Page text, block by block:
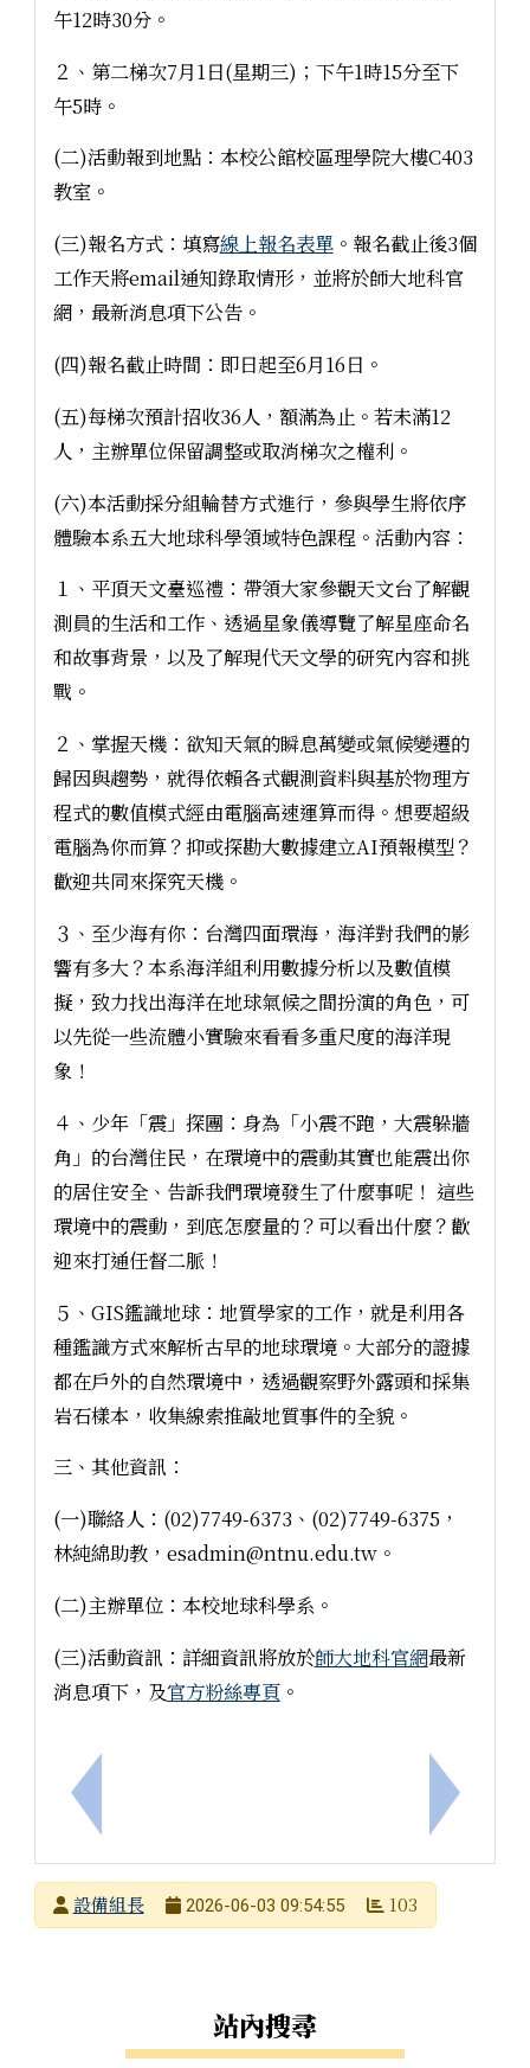
上一筆：聯發科技教育基金會辦理「2026 Girls!
午12時30分。
２、第二梯次7月1日(星期三)；下午1時15分至下
午5時。
(二)活動報到地點：本校公館校區理學院大樓C403
教室。
(三)報名方式：填寫線上報名表單。報名截止後3個
工作天將email通知錄取情形，並將於師大地科官
網，最新消息項下公告。
(四)報名截止時間：即日起至6月16日。
(五)每梯次預計招收36人，額滿為止。若未滿12
人，主辦單位保留調整或取消梯次之權利。
(六)本活動採分組輪替方式進行，參與學生將依序
體驗本系五大地球科學領域特色課程。活動內容：
１、平頂天文臺巡禮：帶領大家參觀天文台了解觀
測員的生活和工作、透過星象儀導覽了解星座命名
和故事背景，以及了解現代天文學的研究內容和挑
戰。
２、掌握天機：欲知天氣的瞬息萬變或氣候變遷的
歸因與趨勢，就得依賴各式觀測資料與基於物理方
程式的數值模式經由電腦高速運算而得。想要超級
電腦為你而算？抑或探勘大數據建立AI預報模型？
歡迎共同來探究天機。
３、至少海有你：台灣四面環海，海洋對我們的影
響有多大？本系海洋組利用數據分析以及數值模
擬，致力找出海洋在地球氣候之間扮演的角色，可
以先從一些流體小實驗來看看多重尺度的海洋現
象！
４、少年「震」探團：身為「小震不跑，大震躲牆
角」的台灣住民，在環境中的震動其實也能震出你
的居住安全、告訴我們環境發生了什麼事呢！ 這些
環境中的震動，到底怎麼量的？可以看出什麼？歡
迎來打通任督二脈！
５、GIS鑑識地球：地質學家的工作，就是利用各
種鑑識方式來解析古早的地球環境。大部分的證據
都在戶外的自然環境中，透過觀察野外露頭和採集
岩石樣本，收集線索推敲地質事件的全貌。
三、其他資訊：
(一)聯絡人：(02)7749-6373、(02)7749-6375，
林純綿助教，esadmin@ntnu.edu.tw。
(二)主辦單位：本校地球科學系。
(三)活動資訊：詳細資訊將放於師大地科官網最新
消息項下，及官方粉絲專頁。
下一筆：
發布者設備組長
2026-06-03 09:54:55 103
站內搜尋